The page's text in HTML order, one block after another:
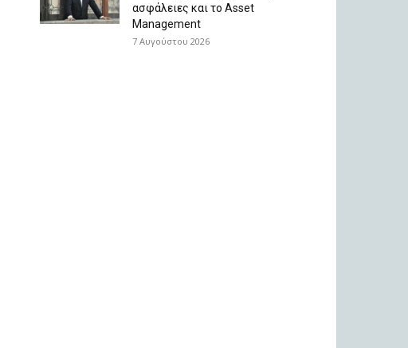
ασφάλειες και το Asset
Management
7 Αυγούστου 2026